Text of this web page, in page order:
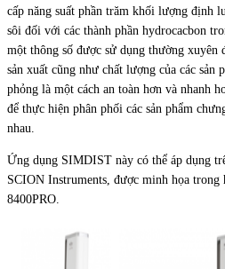
cấp năng suất phần trăm khối lượng định
sôi đối với các thành phần hydrocacbon
một thông số được sử dụng thường
sản xuất cũng như chất lượng của các sản
phỏng là một cách an toàn hơn và nhanh
để thực hiện phân phối các sản phẩm
nhau.
Ứng dụng SIMDIST này có thể áp dụng
SCION Instruments, được minh họa
8400PRO.